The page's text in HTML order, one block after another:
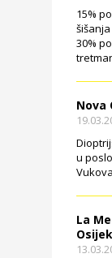
15%
30%
Nova
u
La
Osijek